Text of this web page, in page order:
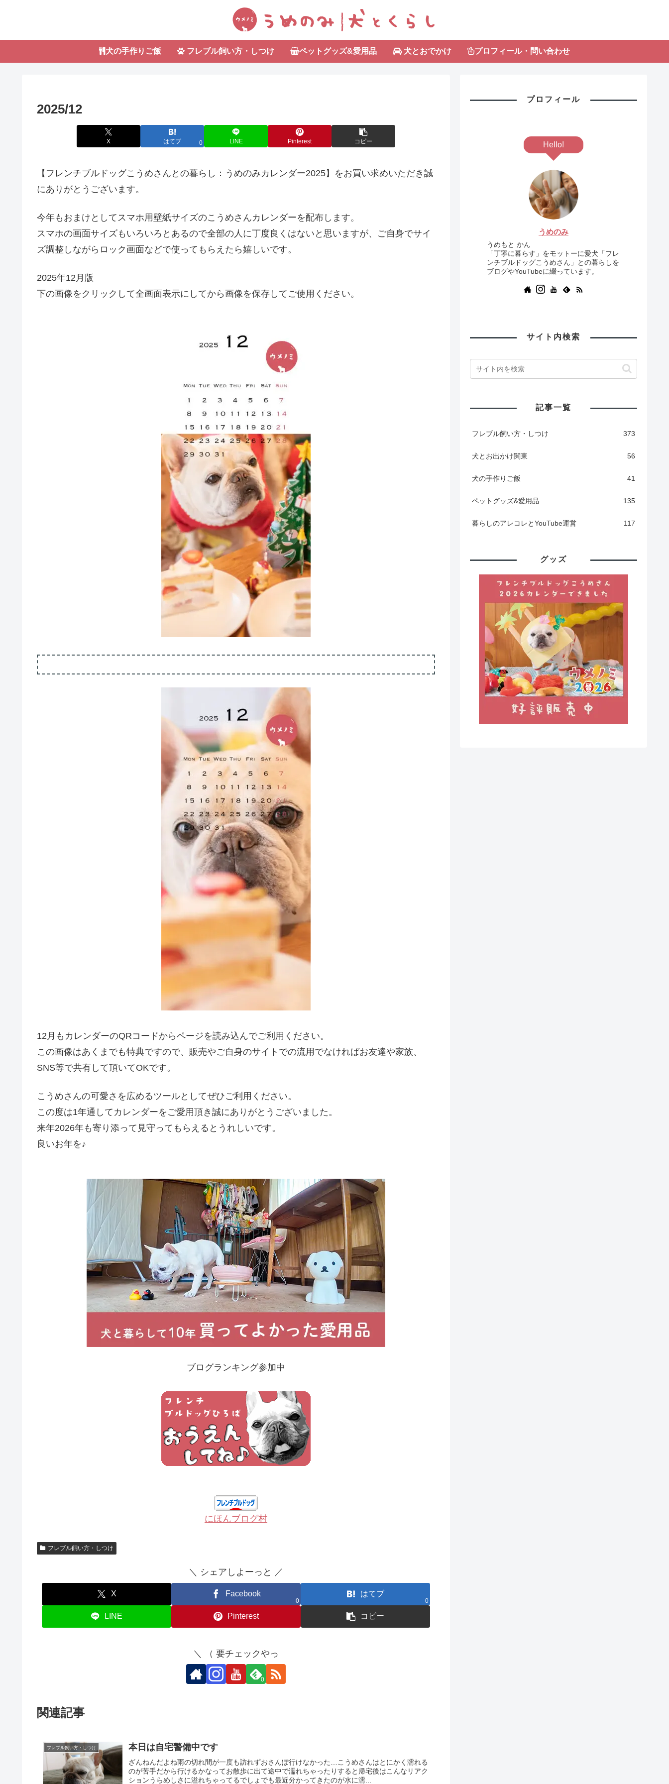
犬の手作りご飯 フレブル飼い方・しつけ ペットグッズ&愛用品 犬とおでかけ プロフィール・問い合わせ
2025/12
X はてブ 0 LINE Pinterest コピー
【フレンチブルドッグこうめさんとの暮らし：うめのみカレンダー2025】をお買い求めいただき誠
にありがとうございます。
今年もおまけとしてスマホ用壁紙サイズのこうめさんカレンダーを配布します。
スマホの画面サイズもいろいろとあるので全部の人に丁度良くはないと思いますが、ご自身でサイ
ズ調整しながらロック画面などで使ってもらえたら嬉しいです。
2025年12月版
下の画像をクリックして全画面表示にしてから画像を保存してご使用ください。
12月もカレンダーのQRコードからページを読み込んでご利用ください。
この画像はあくまでも特典ですので、販売やご自身のサイトでの流用でなければお友達や家族、
SNS等で共有して頂いてOKです。
こうめさんの可愛さを広めるツールとしてぜひご利用ください。
この度は1年通してカレンダーをご愛用頂き誠にありがとうございました。
来年2026年も寄り添って見守ってもらえるとうれしいです。
良いお年を♪
ブログランキング参加中
にほんブログ村
フレブル飼い方・しつけ
＼ シェアしよーっと ／
X Facebook
0
はてブ
0
LINE Pinterest コピー
＼ （ 要チェックやっ
0
関連記事
フレブル飼い方・しつけ 本日は自宅警備中です
ざんねんだよね雨の切れ間が一度も訪れずおさんぽ行けなかった…こうめさんはとにかく濡れる
のが苦手だから行けるかなってお散歩に出て途中で濡れちゃったりすると帰宅後はこんなリアク
ションうらめしさに溢れちゃってるでしょでも最近分かってきたのが水に濡...
プロフィール
Hello!
うめのみ
うめもと かん
「丁寧に暮らす」をモットーに愛犬「フレ
ンチブルドッグこうめさん」との暮らしを
ブログやYouTubeに綴っています。
サイト内検索
記事一覧
フレブル飼い方・しつけ 373
犬とお出かけ関東 56
犬の手作りご飯 41
ペットグッズ&愛用品 135
暮らしのアレコレとYouTube運営 117
グッズ